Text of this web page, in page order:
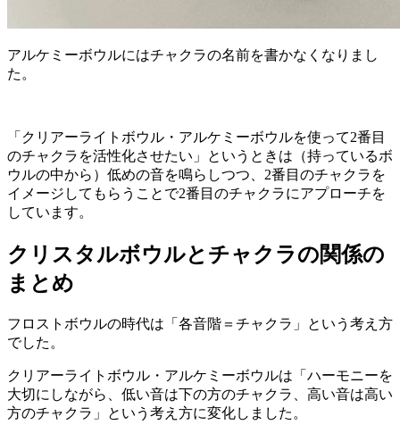
アルケミーボウルにはチャクラの名前を書かなくなりまし
た。
「クリアーライトボウル・アルケミーボウルを使って2番目
のチャクラを活性化させたい」というときは（持っているボ
ウルの中から）低めの音を鳴らしつつ、2番目のチャクラを
イメージしてもらうことで2番目のチャクラにアプローチを
しています。
クリスタルボウルとチャクラの関係の
まとめ
フロストボウルの時代は「各音階＝チャクラ」という考え方
でした。
クリアーライトボウル・アルケミーボウルは「ハーモニーを
大切にしながら、低い音は下の方のチャクラ、高い音は高い
方のチャクラ」という考え方に変化しました。